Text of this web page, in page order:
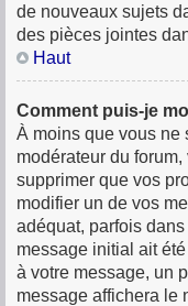
de nouveaux sujets
des pièces jointes
Haut
Comment puis-je
À moins que vous ne
modérateur du
supprimer que vos
modifier un de vos
adéquat, parfois
message initial ait
à votre message, un
message affichera le